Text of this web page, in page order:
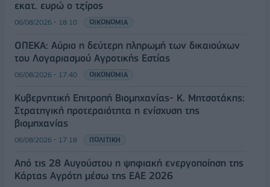
εκατ. ευρώ ο τζίρος
06/08/2026 - 18:10 ΟΙΚΟΝΟΜΙΑ
ΟΠΕΚΑ: Αύριο η δεύτερη πληρωμή των δικαιούχων
του Λογαριασμού Αγροτικής Εστίας
06/08/2026 - 17:40 ΟΙΚΟΝΟΜΙΑ
Κυβερνητική Επιτροπή Βιομηχανίας- Κ. Μητσοτάκης:
Στρατηγική προτεραιότητα η ενίσχυση της
βιομηχανίας
06/08/2026 - 17:18 ΠΟΛΙΤΙΚΗ
Από τις 28 Αυγούστου η ψηφιακή ενεργοποίηση της
Κάρτας Αγρότη μέσω της ΕΑΕ 2026